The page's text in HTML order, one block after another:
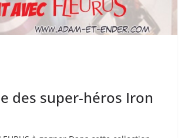
des super-héros Iron